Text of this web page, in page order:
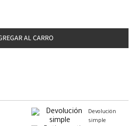
AL CARRO
Devolución
simple